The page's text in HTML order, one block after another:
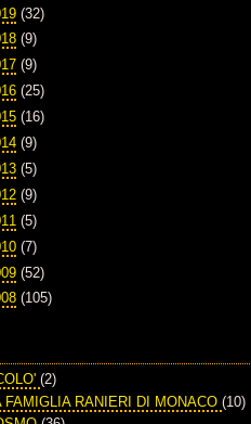
(32)
(9)
(9)
(25)
(16)
(9)
(5)
(9)
(5)
(7)
(52)
(105)
(2)
FAMIGLIA RANIERI DI MONACO (10)